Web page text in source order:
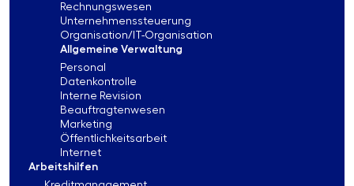
Rechnungswesen
Unternehmenssteuerung
Organisation/IT-Organisation
Allgemeine Verwaltung
Personal
Datenkontrolle
Interne Revision
Beauftragtenwesen
Marketing
Öffentlichkeitsarbeit
Internet
Arbeitshilfen